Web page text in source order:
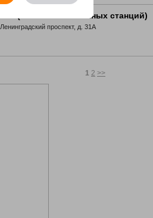
Стс (сеть телевизионных станций)
Ленинградский проспект, д. 31А
1 2 >>